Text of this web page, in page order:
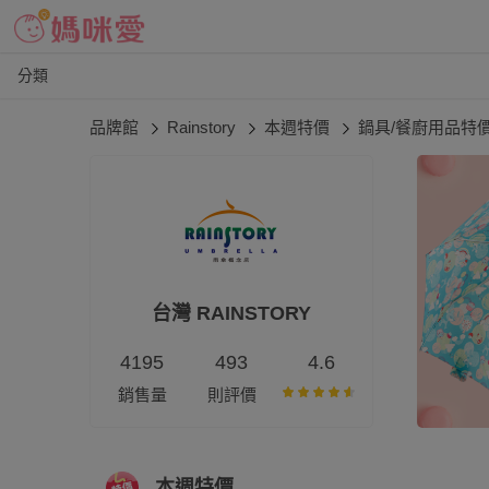
分類
品牌館 Rainstory 本週特價 鍋具/餐廚用品特
台灣 RAINSTORY
4195
銷售量
493
則評價
4.6